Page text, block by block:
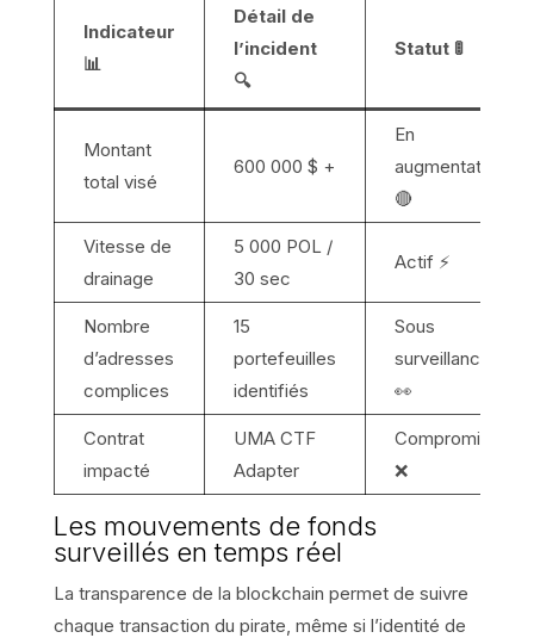
Indicateur
📊
Détail de
l’incident
🔍
Statut 🚦
Montant
total visé
600 000 $ +
En
augmentation
🔴
Vitesse de
drainage
5 000 POL /
30 sec
Actif ⚡
Nombre
d’adresses
complices
15
portefeuilles
identifiés
Sous
surveillance
👀
Contrat
impacté
UMA CTF
Adapter
Compromis
❌
Les mouvements de fonds
surveillés en temps réel
La transparence de la blockchain permet de suivre
chaque transaction du pirate, même si l’identité de